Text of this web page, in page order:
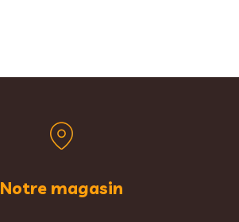
Notre magasin